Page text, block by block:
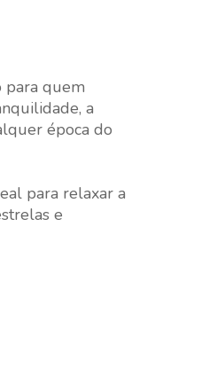
para quem
a
época do
para relaxar a
e